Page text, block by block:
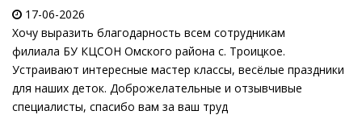
17-06-2026
Хочу выразить благодарность всем сотрудникам
филиала БУ КЦСОН Омского района с. Троицкое.
Устраивают интересные мастер классы, весёлые праздники
для наших деток. Доброжелательные и отзывчивые
специалисты, спасибо вам за ваш труд